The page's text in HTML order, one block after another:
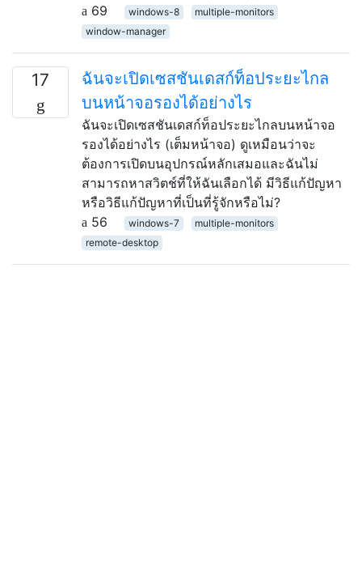
69
windows-8
multiple-monitors
window-manager
17
ฉันจะเปิดเซสชันเดสก์ท็อประยะไกล
บนหน้าจอรองได้อย่างไร
ฉันจะเปิดเซสชันเดสก์ท็อประยะไกลบนหน้าจอ
รองได้อย่างไร (เต็มหน้าจอ) ดูเหมือนว่าจะ
ต้องการเปิดบนอุปกรณ์หลักเสมอและฉันไม่
สามารถหาสวิตช์ที่ให้ฉันเลือกได้ มีวิธีแก้ปัญหา
หรือวิธีแก้ปัญหาที่เป็นที่รู้จักหรือไม่?
56
windows-7
multiple-monitors
remote-desktop